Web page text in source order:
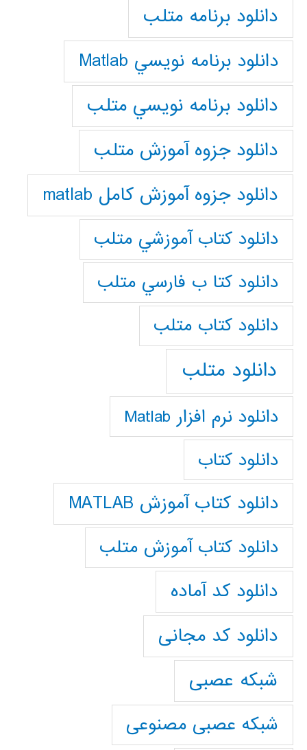
دانلود برنامه متلب
دانلود برنامه نويسي Matlab
دانلود برنامه نويسي متلب
دانلود جزوه آموزش متلب
دانلود جزوه آموزش کامل matlab
دانلود كتاب آموزشي متلب
دانلود كتا ب فارسي متلب
دانلود كتاب متلب
دانلود متلب
دانلود نرم افزار Matlab
دانلود کتاب
دانلود کتاب آموزش MATLAB
دانلود کتاب آموزش متلب
دانلود کد آماده
دانلود کد مجانی
شبکه عصبی
شبکه عصبی مصنوعی